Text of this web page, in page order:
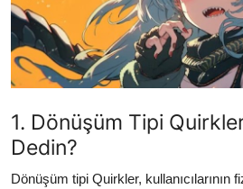
1. Dönüşüm Tipi
Dedin?
Dönüşüm tipi Quirkler, kullanıcılarının